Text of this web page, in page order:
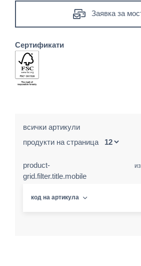
Заявка за
Сертификати
всички артикули
продукти на страница
product-
grid.filter.title.mobile
код на артикула